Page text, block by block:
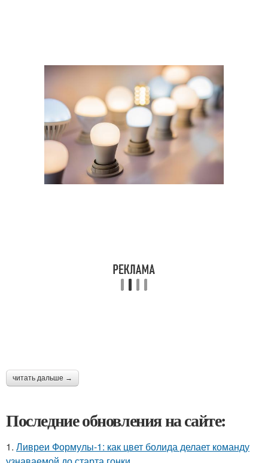
читать дальше →
Последние обновления на сайте:
1. Ливреи Формулы-1: как цвет болида делает команду